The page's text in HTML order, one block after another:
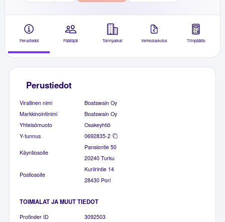
Perustiedot Päättäjät Toimipaikat Verkkolaskutus Tilinpäätös
Perustiedot
Virallinen nimi
Boatswain Oy
Markkinointinimi
Boatswain Oy
Yhteisömuoto
Osakeyhtiö
Y-tunnus
0692835-2
Käyntiosoite
Pansiontie 50
20240 Turku
Postiosoite
Kuriirintie 14
28430 Pori
TOIMIALAT JA MUUT TIEDOT
Profinder ID
3092503